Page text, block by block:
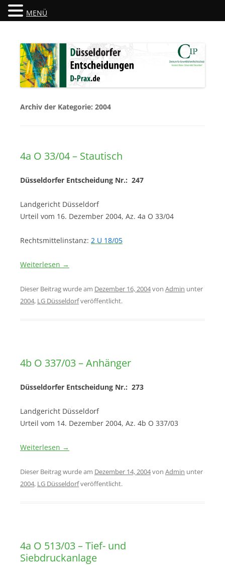
Düsseldorfer Entscheidungen
Archiv der Kategorie: 2004
4a O 33/04 – Stautisch
Düsseldorfer Entscheidung Nr.: 247
Landgericht Düsseldorf
Urteil vom 16. Dezember 2004, Az. 4a O 33/04
Rechtsmittelinstanz: 2 U 18/05
Weiterlesen →
Dieser Beitrag wurde am Dezember 16, 2004von Admin unter
2004, LG Düsseldorfveröffentlicht.
4b O 337/03 – Anhänger
Düsseldorfer Entscheidung Nr.: 273
Landgericht Düsseldorf
Urteil vom 14. Dezember 2004, Az. 4b O 337/03
Weiterlesen →
Dieser Beitrag wurde am Dezember 14, 2004von Admin unter
2004, LG Düsseldorfveröffentlicht.
4a O 513/03 – Tief- und
Siebdruckanlage
MENÜ